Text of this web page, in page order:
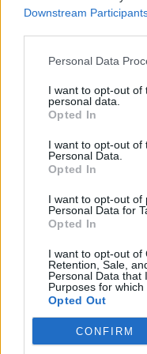
Downstream
Personal Data
I want to opt-out of
personal data.
Opted In
I want to opt-out of
Personal Data.
Opted In
I want to opt-out of
Personal Data for
Opted In
I want to opt-out of
Retention, Sale,
Personal Data that
Purposes for which
Opted Out
CONFIRM
32 laipsnių šilumos
Žinios | Orai
Nufilmavo, kaip
vaizdas pribloškia
Avarija Vilniuje: į
dvi moteris
Žinios | Lietuvos diena